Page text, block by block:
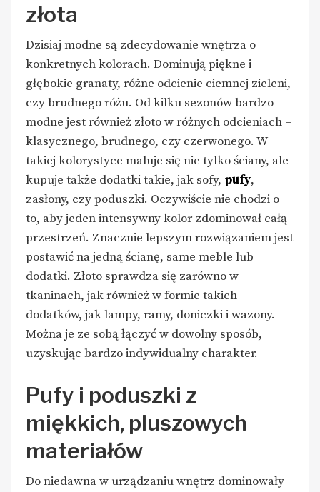
złota
Dzisiaj modne są zdecydowanie wnętrza o
konkretnych kolorach. Dominują piękne i
głębokie granaty, różne odcienie ciemnej zieleni,
czy brudnego różu. Od kilku sezonów bardzo
modne jest również złoto w różnych odcieniach –
klasycznego, brudnego, czy czerwonego. W
takiej kolorystyce maluje się nie tylko ściany, ale
kupuje także dodatki takie, jak sofy, pufy,
zasłony, czy poduszki. Oczywiście nie chodzi o
to, aby jeden intensywny kolor zdominował całą
przestrzeń. Znacznie lepszym rozwiązaniem jest
postawić na jedną ścianę, same meble lub
dodatki. Złoto sprawdza się zarówno w
tkaninach, jak również w formie takich
dodatków, jak lampy, ramy, doniczki i wazony.
Można je ze sobą łączyć w dowolny sposób,
uzyskując bardzo indywidualny charakter.
Pufy i poduszki z
miękkich, pluszowych
materiałów
Do niedawna w urządzaniu wnętrz dominowały